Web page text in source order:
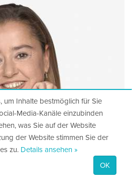
um Inhalte bestmöglich für Sie
Media-Kanäle einzubinden
was Sie auf der Website
der Website stimmen Sie der
zu. Details ansehen »
OK